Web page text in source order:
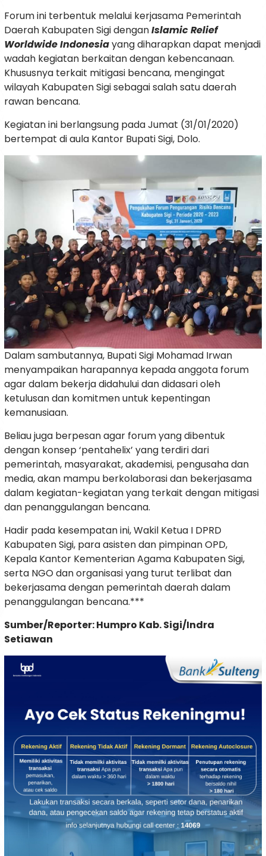
Forum ini terbentuk melalui kerjasama Pemerintah
Daerah Kabupaten Sigi denganIslamic Relief
Worldwide Indonesiayang diharapkan dapat menjadi
wadah kegiatan berkaitan dengan kebencanaan.
Khususnya terkait mitigasi bencana, mengingat
wilayah Kabupaten Sigi sebagai salah satu daerah
rawan bencana.
Kegiatan ini berlangsung pada Jumat (31/01/2020)
bertempat di aula Kantor Bupati Sigi, Dolo.
Dalam sambutannya, Bupati Sigi Mohamad Irwan
menyampaikan harapannya kepada anggota forum
agar dalam bekerja didahului dan didasari oleh
ketulusan dan komitmen untuk kepentingan
kemanusiaan.
Beliau juga berpesan agar forum yang dibentuk
dengan konsep ‘pentahelix’ yang terdiri dari
pemerintah, masyarakat, akademisi, pengusaha dan
media, akan mampu berkolaborasi dan bekerjasama
dalam kegiatan-kegiatan yang terkait dengan mitigasi
dan penanggulangan bencana.
Hadir pada kesempatan ini, Wakil Ketua I DPRD
Kabupaten Sigi, para asisten dan pimpinan OPD,
Kepala Kantor Kementerian Agama Kabupaten Sigi,
serta NGO dan organisasi yang turut terlibat dan
bekerjasama dengan pemerintah daerah dalam
penanggulangan bencana.***
Sumber/Reporter: Humpro Kab. Sigi/Indra
Setiawan